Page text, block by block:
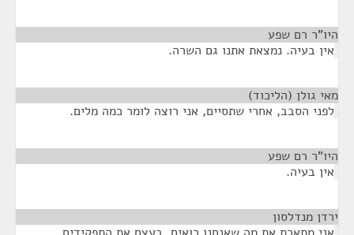
היו"ר רם שפע
אין בעיה. נמצאת אתנו גם השרה.
מאי גולן (הליכוד)
לפני הסבב, אחרי שתסיים, אני רוצה לומר כמה מלים.
היו"ר רם שפע
אין בעיה.
ירדן מנדלסון